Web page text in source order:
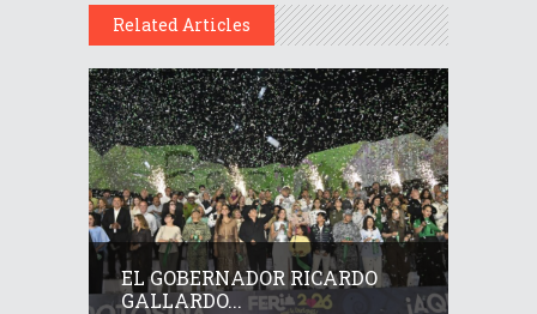
Related Articles
EL GOBERNADOR RICARDO
GALLARDO...